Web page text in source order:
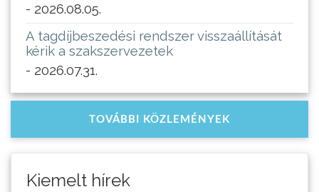
- 2026.08.05.
A tagdíjbeszedési rendszer visszaállítását
kérik a szakszervezetek
- 2026.07.31.
TOVÁBBI KÖZLEMÉNYEK
Kiemelt hírek